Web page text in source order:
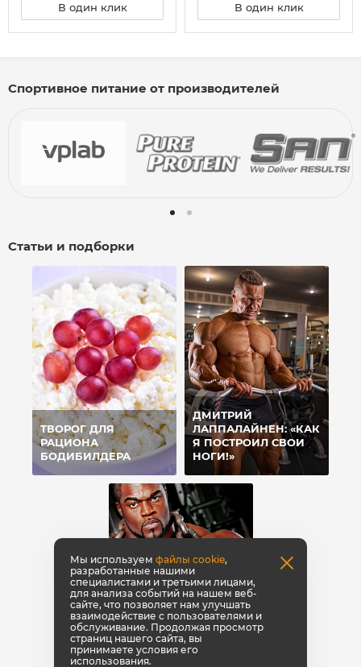
В один клик В один клик
Спортивное питание от производителей
Статьи и подборки
ТВОРОГ ДЛЯ
РАЦИОНА
БОДИБИЛДЕРА
ДМИТРИЙ
ЛАППАЛАЙНЕН: «КАК
Я ПОСТРОИЛ СВОИ
НОГИ!»
К ВОПРОСУ О
ЧАСТОТЕ
Мы используемфайлы cookie,
разработанные нашими
специалистами и третьими лицами,
для анализа событий на нашем веб-
сайте, что позволяет нам улучшать
взаимодействие с пользователями и
обслуживание. Продолжая просмотр
страниц нашего сайта, вы
принимаете условия его
использования.